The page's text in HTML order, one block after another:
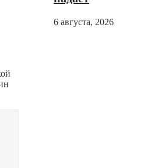
6 августа, 2026